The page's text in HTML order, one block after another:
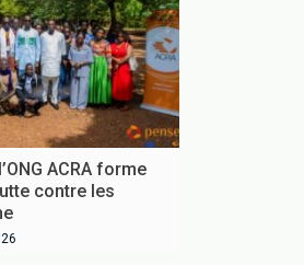
ACRA forme
contre les